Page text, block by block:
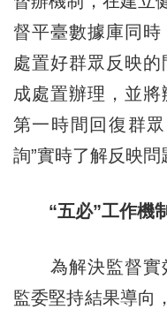
督平臺數據庫同時
處置好群眾反映
成處置辦理，並將
第一時間回復群
詢”實時了解反映問
“五必”工作機
為解決監督實
監委堅持結果導向